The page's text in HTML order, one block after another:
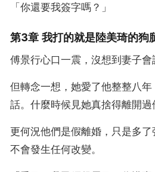
「你還要我簽字嗎？」
第3章 我打的就是陸美琦的狗
傅景行心口一震，沒想到妻子會
但轉念一想，她愛了他整整八
話。什麼時候見她真捨得離開過
更何況他們是假離婚，只是多
不會發生任何改變。